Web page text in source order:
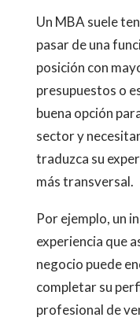
Un MBA suele
pasar de una
posición con
presupuestos o
buena opción
sector y
traduzca su
más transversal.
Por ejemplo, un
experiencia que
negocio puede
completar su
profesional de